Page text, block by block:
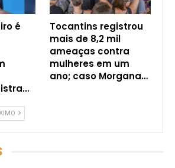
é
Tocantins registrou
mais de 8,2 mil
ameaças contra
mulheres em um
ano; caso Morgana…